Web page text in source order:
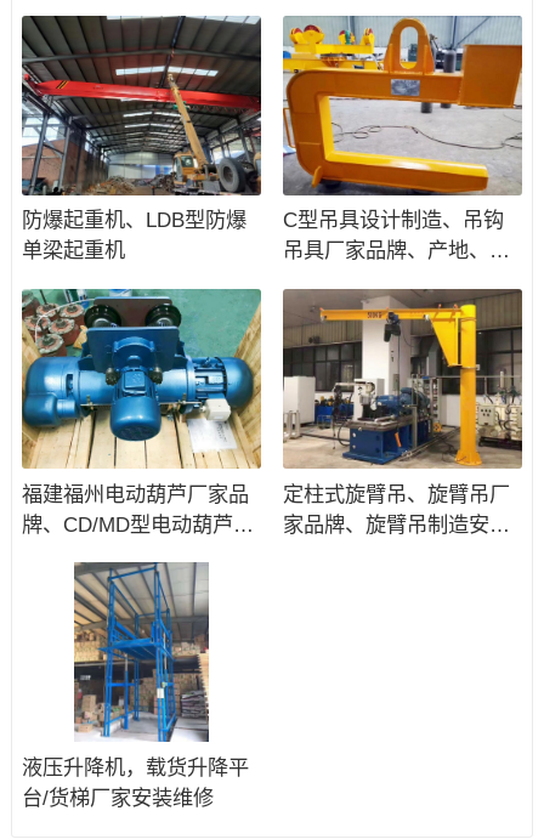
防爆起重机、LDB型防爆
单梁起重机
C型吊具设计制造、吊钩
吊具厂家品牌、产地、价
福建福州电动葫芦厂家品
牌、CD/MD型电动葫芦批
定柱式旋臂吊、旋臂吊厂
家品牌、旋臂吊制造安装
液压升降机，载货升降平
台/货梯厂家安装维修